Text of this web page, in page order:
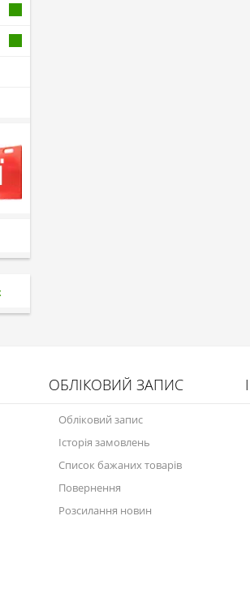
ОБЛІКОВИЙ ЗАПИС
Обліковий запис
Історія замовлень
Список бажаних товарів
Повернення
Розсилання новин